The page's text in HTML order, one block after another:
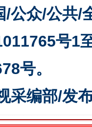
/公众/公共/
号1
号。
采编部/发
今